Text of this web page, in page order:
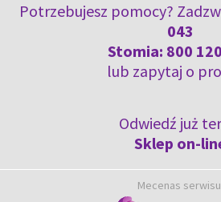
Potrzebujesz pomocy?
043
Stomia: 800
lub zapytaj o
Odwiedź już
Sklep on-
Mecenas